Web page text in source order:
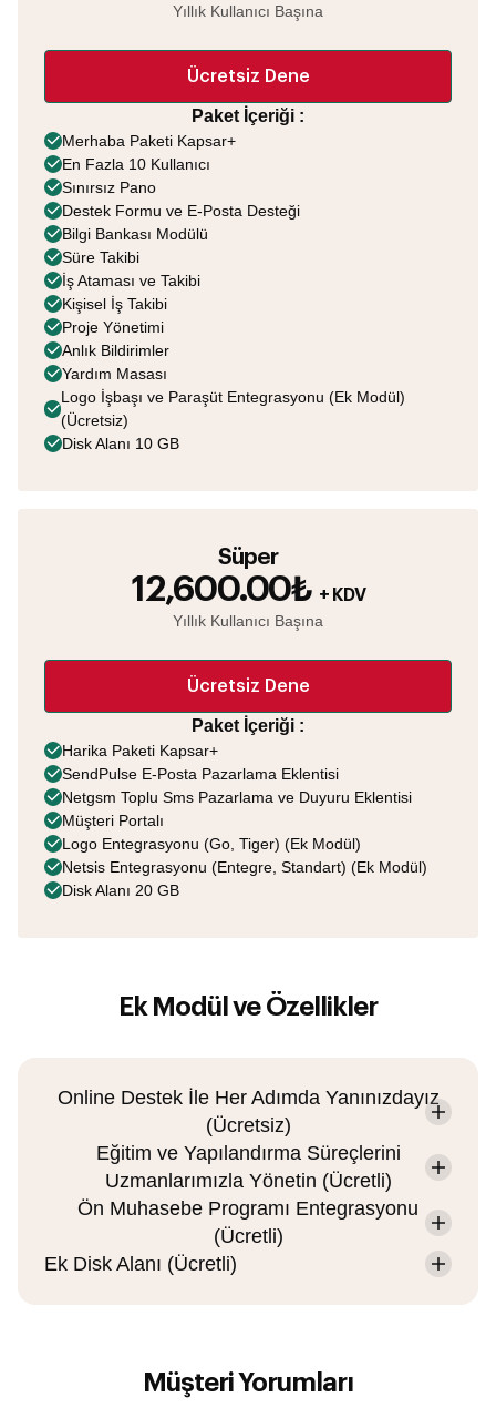
Yıllık Kullanıcı Başına
Ücretsiz Dene
Paket İçeriği :
Merhaba Paketi Kapsar+
En Fazla 10 Kullanıcı
Sınırsız Pano
Destek Formu ve E-Posta Desteği
Bilgi Bankası Modülü
Süre Takibi
İş Ataması ve Takibi
Kişisel İş Takibi
Proje Yönetimi
Anlık Bildirimler
Yardım Masası
Logo İşbaşı ve Paraşüt Entegrasyonu (Ek Modül)
(Ücretsiz)
Disk Alanı 10 GB
Süper
12,600.00₺ + KDV
Yıllık Kullanıcı Başına
Ücretsiz Dene
Paket İçeriği :
Harika Paketi Kapsar+
SendPulse E-Posta Pazarlama Eklentisi
Netgsm Toplu Sms Pazarlama ve Duyuru Eklentisi
Müşteri Portalı
Logo Entegrasyonu (Go, Tiger) (Ek Modül)
Netsis Entegrasyonu (Entegre, Standart) (Ek Modül)
Disk Alanı 20 GB
Ek Modül ve Özellikler
Online Destek İle Her Adımda Yanınızdayız
(Ücretsiz)
Eğitim ve Yapılandırma Süreçlerini
Uzmanlarımızla Yönetin (Ücretli)
Ön Muhasebe Programı Entegrasyonu
(Ücretli)
Ek Disk Alanı (Ücretli)
Müşteri Yorumları